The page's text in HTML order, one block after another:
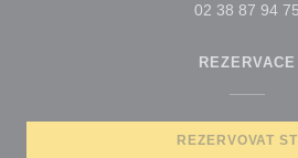
02 38 87 94 75
REZERVACE
REZERVOVAT